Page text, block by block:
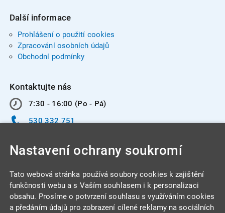
Další informace
Prohlášení o použití cookies
Zpracování osobních údajů
Obchodní podmínky
Kontaktujte nás
7:30 - 16:00 (Po - Pá)
530 332 751
INTEGRA CENTRUM s.r.o.
Nastavení ochrany soukromí
Tato webová stránka používá soubory cookies k zajištění
funkčnosti webu a s Vaším souhlasem i k personalizaci
obsahu. Prosíme o potvrzení souhlasu s využíváním cookies
a předáním údajů pro zobrazení cílené reklamy na sociálních